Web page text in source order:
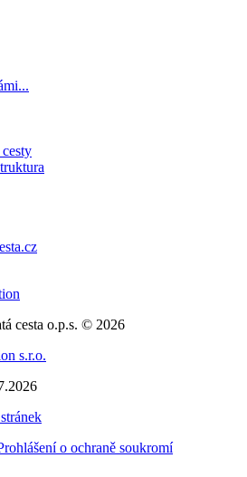
cesta o.p.s. © 2026
s.r.o.
o ochraně soukromí